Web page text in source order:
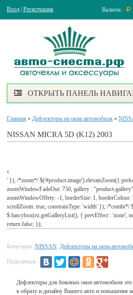
Вход Регистрация Валюта: Р
ОТКРЫТЬ ПАНЕЛЬ
Главная » Дефлекторы на окна автомобиля »
NISSAN MICRA 5D (K12) 2003
' }); /*zoom*/ $('#product-image').elevateZoom({
zoomWindowFadeOut: 750, gallery : "product-
zoomWindowOffety: -1, borderSize: 1,
scrollZoom: true, constrainType: 'width' }); /*combi*/
$.fancybox(ez.getGalleryList(), { prevEffect : 'none',
return false; });
Категории: NISSAN, Дефлекторы на окна
Поделиться:
Дефлекторы для боковых окон автомобиля это
к образу и дизайну Вашего авто и повышение